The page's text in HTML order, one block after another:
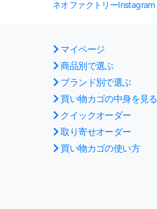
ネオファクトリーInstagram
マイページ
商品別で選ぶ
ブランド別で選ぶ
買い物カゴの中身を見る
クイックオーダー
取り寄せオーダー
買い物カゴの使い方